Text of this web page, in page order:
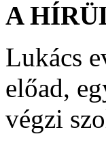
A
Lukács
előad,
végzi